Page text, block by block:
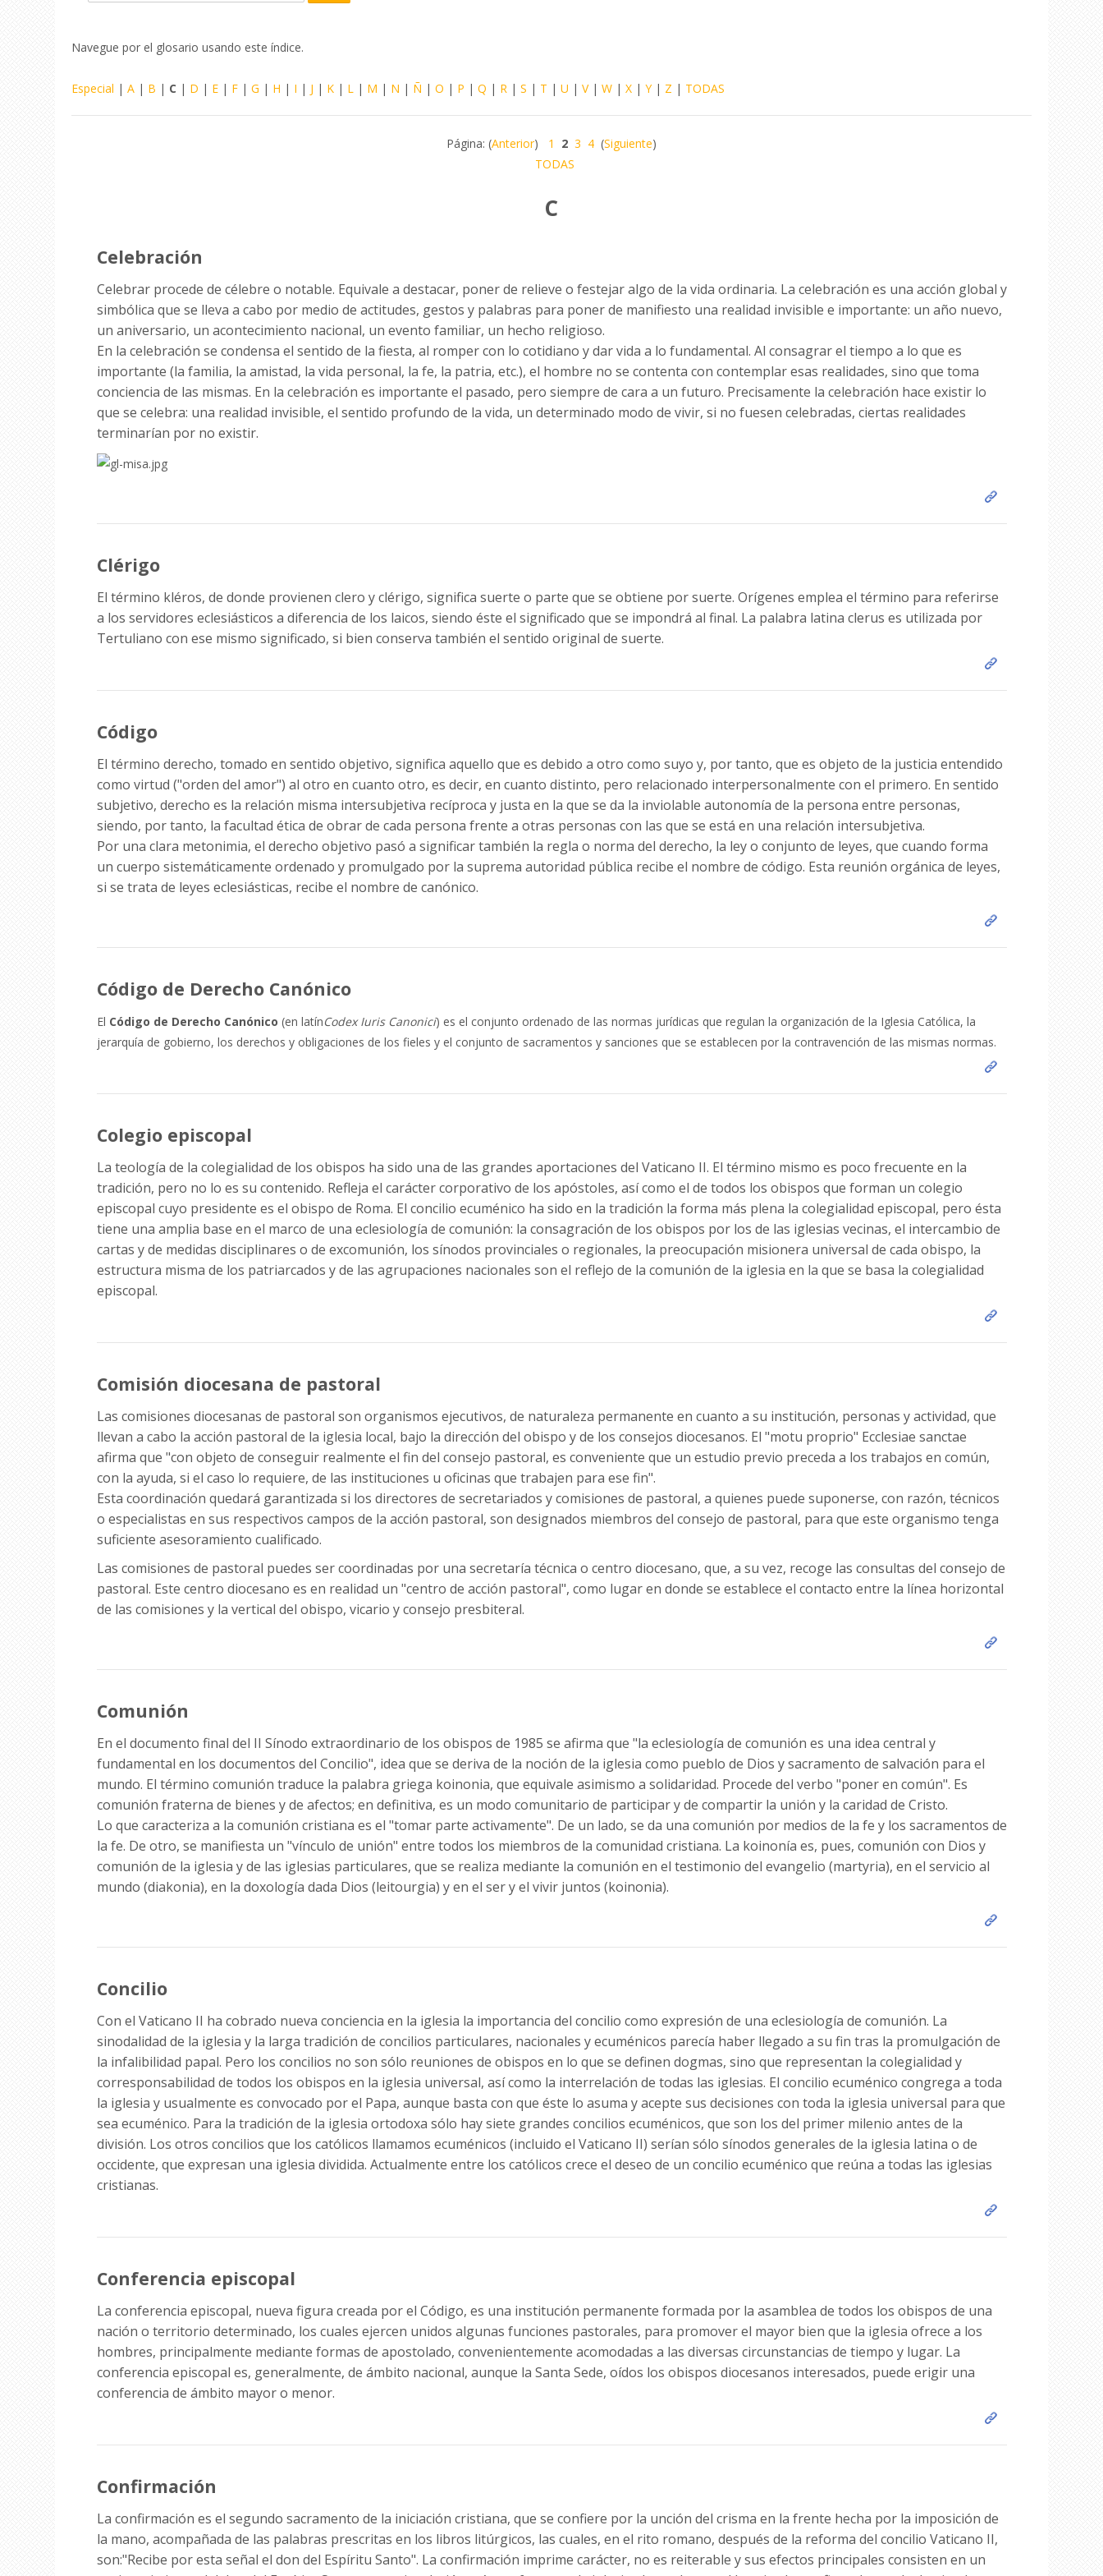
Buscar
Navegue por el glosario usando este índice.
Especial |A | B | C | D | E | F |G | H | I | J | K | L | M | N | Ñ |O | P |Q | R |S | T |U |V|W |X |Y| Z | TODAS
Página: (Anterior) 1 2 3 4 (Siguiente)
TODAS
C
Celebración
Celebrar procede de célebre o notable. Equivale a destacar, poner de relieve o festejar algo de la vida ordinaria. La celebración es una acción global y
simbólica que se lleva a cabo por medio de actitudes, gestos y palabras para poner de manifiesto una realidad invisible e importante: un año nuevo,
un aniversario, un acontecimiento nacional, un evento familiar, un hecho religioso.
En la celebración se condensa el sentido de la fiesta, al romper con lo cotidiano y dar vida a lo fundamental. Al consagrar el tiempo a lo que es
importante (la familia, la amistad, la vida personal, la fe, la patria, etc.), el hombre no se contenta con contemplar esas realidades, sino que toma
conciencia de las mismas. En la celebración es importante el pasado, pero siempre de cara a un futuro. Precisamente la celebración hace existir lo
que se celebra: una realidad invisible, el sentido profundo de la vida, un determinado modo de vivir, si no fuesen celebradas, ciertas realidades
terminarían por no existir.
Clérigo
El término kléros, de donde provienen clero y clérigo, significa suerte o parte que se obtiene por suerte. Orígenes emplea el término para referirse
a los servidores eclesiásticos a diferencia de los laicos, siendo éste el significado que se impondrá al final. La palabra latina clerus es utilizada por
Tertuliano con ese mismo significado, si bien conserva también el sentido original de suerte.
Código
El término derecho, tomado en sentido objetivo, significa aquello que es debido a otro como suyo y, por tanto, que es objeto de la justicia entendido
como virtud ("orden del amor") al otro en cuanto otro, es decir, en cuanto distinto, pero relacionado interpersonalmente con el primero. En sentido
subjetivo, derecho es la relación misma intersubjetiva recíproca y justa en la que se da la inviolable autonomía de la persona entre personas,
siendo, por tanto, la facultad ética de obrar de cada persona frente a otras personas con las que se está en una relación intersubjetiva.
Por una clara metonimia, el derecho objetivo pasó a significar también la regla o norma del derecho, la ley o conjunto de leyes, que cuando forma
un cuerpo sistemáticamente ordenado y promulgado por la suprema autoridad pública recibe el nombre de código. Esta reunión orgánica de leyes,
si se trata de leyes eclesiásticas, recibe el nombre de canónico.
Código de Derecho Canónico
El Código de Derecho Canónico (en latínCodex Iuris Canonici) es el conjunto ordenado de las normas jurídicas que regulan la organización de la Iglesia Católica, la
jerarquía de gobierno, los derechos y obligaciones de los fieles y el conjunto de sacramentos y sanciones que se establecen por la contravención de las mismas normas.
Colegio episcopal
La teología de la colegialidad de los obispos ha sido una de las grandes aportaciones del Vaticano II. El término mismo es poco frecuente en la
tradición, pero no lo es su contenido. Refleja el carácter corporativo de los apóstoles, así como el de todos los obispos que forman un colegio
episcopal cuyo presidente es el obispo de Roma. El concilio ecuménico ha sido en la tradición la forma más plena la colegialidad episcopal, pero ésta
tiene una amplia base en el marco de una eclesiología de comunión: la consagración de los obispos por los de las iglesias vecinas, el intercambio de
cartas y de medidas disciplinares o de excomunión, los sínodos provinciales o regionales, la preocupación misionera universal de cada obispo, la
estructura misma de los patriarcados y de las agrupaciones nacionales son el reflejo de la comunión de la iglesia en la que se basa la colegialidad
episcopal.
Comisión diocesana de pastoral
Las comisiones diocesanas de pastoral son organismos ejecutivos, de naturaleza permanente en cuanto a su institución, personas y actividad, que
llevan a cabo la acción pastoral de la iglesia local, bajo la dirección del obispo y de los consejos diocesanos. El "motu proprio" Ecclesiae sanctae
afirma que "con objeto de conseguir realmente el fin del consejo pastoral, es conveniente que un estudio previo preceda a los trabajos en común,
con la ayuda, si el caso lo requiere, de las instituciones u oficinas que trabajen para ese fin".
Esta coordinación quedará garantizada si los directores de secretariados y comisiones de pastoral, a quienes puede suponerse, con razón, técnicos
o especialistas en sus respectivos campos de la acción pastoral, son designados miembros del consejo de pastoral, para que este organismo tenga
suficiente asesoramiento cualificado.
Las comisiones de pastoral puedes ser coordinadas por una secretaría técnica o centro diocesano, que, a su vez, recoge las consultas del consejo de
pastoral. Este centro diocesano es en realidad un "centro de acción pastoral", como lugar en donde se establece el contacto entre la línea horizontal
de las comisiones y la vertical del obispo, vicario y consejo presbiteral.
Comunión
En el documento final del II Sínodo extraordinario de los obispos de 1985 se afirma que "la eclesiología de comunión es una idea central y
fundamental en los documentos del Concilio", idea que se deriva de la noción de la iglesia como pueblo de Dios y sacramento de salvación para el
mundo. El término comunión traduce la palabra griega koinonia, que equivale asimismo a solidaridad. Procede del verbo "poner en común". Es
comunión fraterna de bienes y de afectos; en definitiva, es un modo comunitario de participar y de compartir la unión y la caridad de Cristo.
Lo que caracteriza a la comunión cristiana es el "tomar parte activamente". De un lado, se da una comunión por medios de la fe y los sacramentos de
la fe. De otro, se manifiesta un "vínculo de unión" entre todos los miembros de la comunidad cristiana. La koinonía es, pues, comunión con Dios y
comunión de la iglesia y de las iglesias particulares, que se realiza mediante la comunión en el testimonio del evangelio (martyria), en el servicio al
mundo (diakonia), en la doxología dada Dios (leitourgia) y en el ser y el vivir juntos (koinonia).
Concilio
Con el Vaticano II ha cobrado nueva conciencia en la iglesia la importancia del concilio como expresión de una eclesiología de comunión. La
sinodalidad de la iglesia y la larga tradición de concilios particulares, nacionales y ecuménicos parecía haber llegado a su fin tras la promulgación de
la infalibilidad papal. Pero los concilios no son sólo reuniones de obispos en lo que se definen dogmas, sino que representan la colegialidad y
corresponsabilidad de todos los obispos en la iglesia universal, así como la interrelación de todas las iglesias. El concilio ecuménico congrega a toda
la iglesia y usualmente es convocado por el Papa, aunque basta con que éste lo asuma y acepte sus decisiones con toda la iglesia universal para que
sea ecuménico. Para la tradición de la iglesia ortodoxa sólo hay siete grandes concilios ecuménicos, que son los del primer milenio antes de la
división. Los otros concilios que los católicos llamamos ecuménicos (incluido el Vaticano II) serían sólo sínodos generales de la iglesia latina o de
occidente, que expresan una iglesia dividida. Actualmente entre los católicos crece el deseo de un concilio ecuménico que reúna a todas las iglesias
cristianas.
Conferencia episcopal
La conferencia episcopal, nueva figura creada por el Código, es una institución permanente formada por la asamblea de todos los obispos de una
nación o territorio determinado, los cuales ejercen unidos algunas funciones pastorales, para promover el mayor bien que la iglesia ofrece a los
hombres, principalmente mediante formas de apostolado, convenientemente acomodadas a las diversas circunstancias de tiempo y lugar. La
conferencia episcopal es, generalmente, de ámbito nacional, aunque la Santa Sede, oídos los obispos diocesanos interesados, puede erigir una
conferencia de ámbito mayor o menor.
Confirmación
La confirmación es el segundo sacramento de la iniciación cristiana, que se confiere por la unción del crisma en la frente hecha por la imposición de
la mano, acompañada de las palabras prescritas en los libros litúrgicos, las cuales, en el rito romano, después de la reforma del concilio Vaticano II,
son:"Recibe por esta señal el don del Espíritu Santo". La confirmación imprime carácter, no es reiterable y sus efectos principales consisten en un